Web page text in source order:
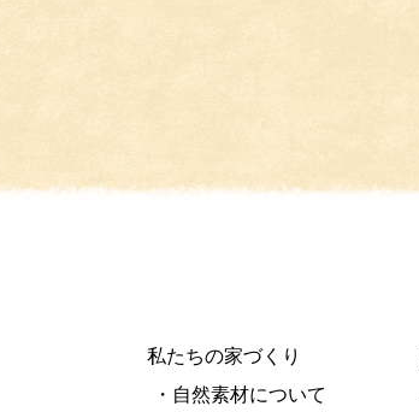
私たちの家づくり
・自然素材について